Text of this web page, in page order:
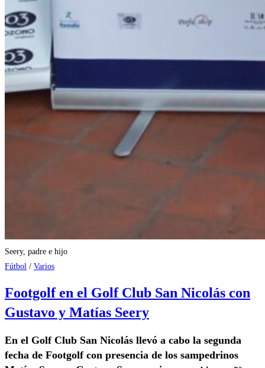
Seery, padre e hijo
Fútbol / Varios
Footgolf en el Golf Club San Nicolás con
Gustavo y Matías Seery
En el Golf Club San Nicolás llevó a cabo la segunda
fecha de Footgolf con presencia de los sampedrinos